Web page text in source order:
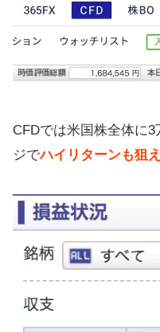
CFDでは米国株全体に
ジでハイリターンも狙